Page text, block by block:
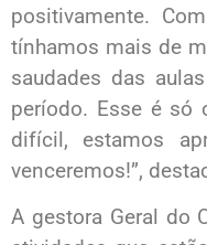
positivamente.
tínhamos mais de
saudades das
período. Esse é só
difícil, estamos
venceremos!”,
A gestora Geral do